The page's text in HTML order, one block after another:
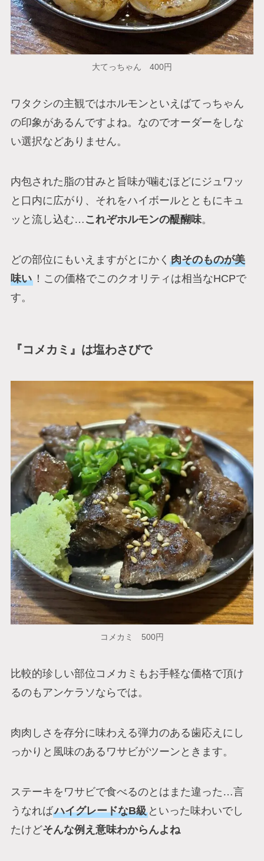
大てっちゃん 400円
ワタクシの主観ではホルモンといえばてっちゃん
の印象があるんですよね。なのでオーダーをしな
い選択などありません。
内包された脂の甘みと旨味が噛むほどにジュワッ
と口内に広がり、それをハイボールとともにキュ
ッと流し込む… これぞホルモンの醍醐味。
どの部位にもいえますがとにかく 肉そのものが美
味い！この価格でこのクオリティは相当なHCPで
す。
『コメカミ』は塩わさびで
コメカミ 500円
比較的珍しい部位コメカミもお手軽な価格で頂け
るのもアンケラソならでは。
肉肉しさを存分に味わえる弾力のある歯応えにし
っかりと風味のあるワサビがツーンときます。
ステーキをワサビで食べるのとはまた違った…言
うなればハイグレードなB級といった味わいでし
たけどそんな例え意味わからんよね